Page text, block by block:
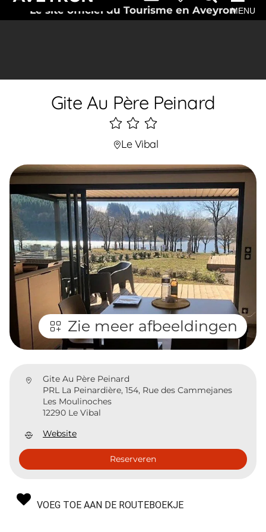
Le site officiel du Tourisme en AveyronMENU
Gite Au Père Peinard
3
étoiles
Le Vibal
Zie meer afbeeldingen
Gite Au Père Peinard
PRL La Peinardière, 154, Rue des Cammejanes
Les Moulinoches
12290 Le Vibal
Website
Reserveren
VOEG TOE AAN DE ROUTEBOEKJE